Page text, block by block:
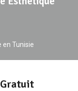
en Tunisie